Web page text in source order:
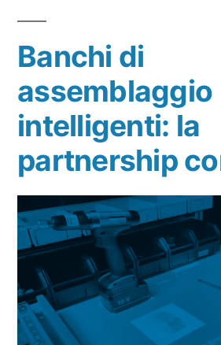
Banchi di
assemblaggio
intelligenti: la
partnership